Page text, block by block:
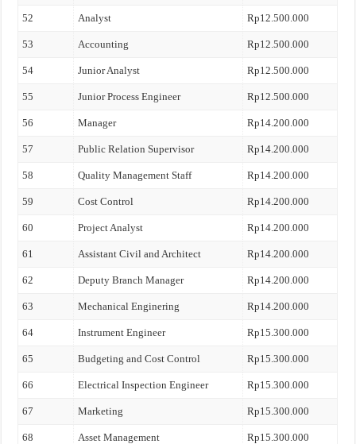
52 Analyst Rp12.500.000
53 Accounting Rp12.500.000
54 Junior Analyst Rp12.500.000
55 Junior Process Engineer Rp12.500.000
56 Manager Rp14.200.000
57 Public Relation Supervisor Rp14.200.000
58 Quality Management Staff Rp14.200.000
59 Cost Control Rp14.200.000
60 Project Analyst Rp14.200.000
61 Assistant Civil and Architect Rp14.200.000
62 Deputy Branch Manager Rp14.200.000
63 Mechanical Enginering Rp14.200.000
64 Instrument Engineer Rp15.300.000
65 Budgeting and Cost Control Rp15.300.000
66 Electrical Inspection Engineer Rp15.300.000
67 Marketing Rp15.300.000
68 Asset Management Rp15.300.000